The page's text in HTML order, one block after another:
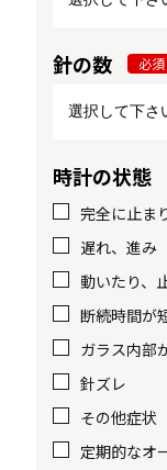
針の数 必須
時計の状態
完全に止ま
遅れ、進み
動いたり、
断続時間が
ガラス内部
針ズレ
その他症状
定期的なオ